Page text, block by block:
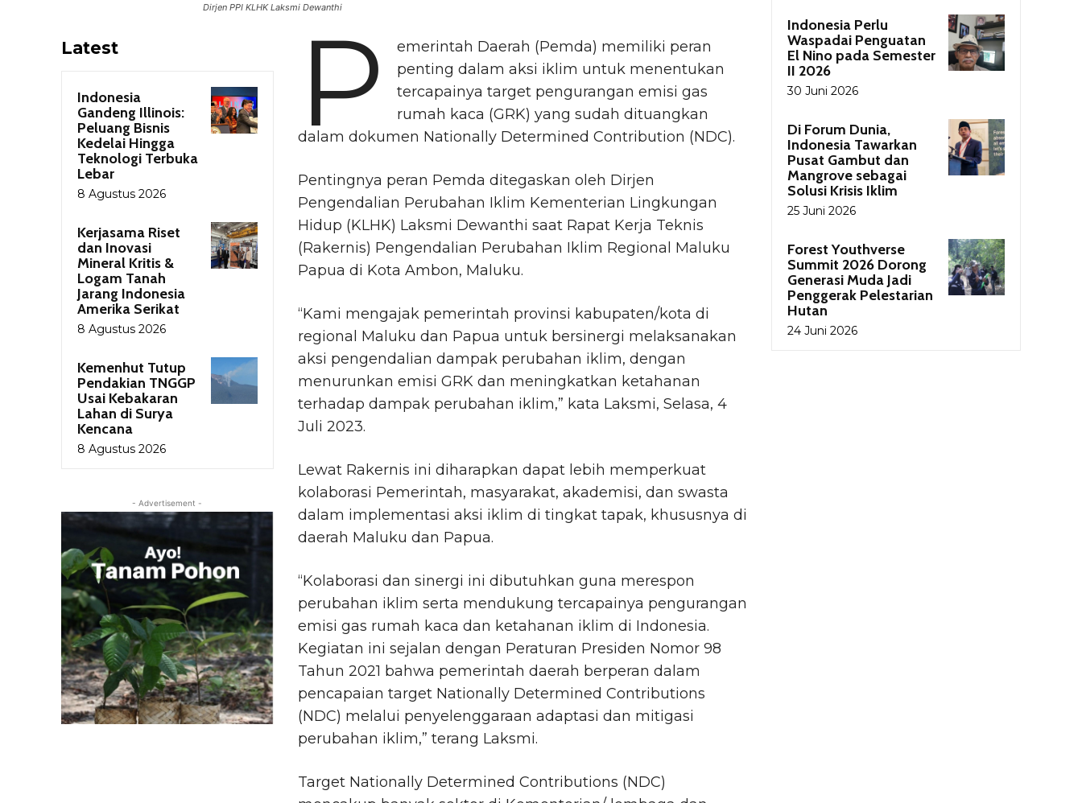
Dirjen PPI KLHK Laksmi Dewanthi
Latest
Indonesia
Gandeng Illinois:
Peluang Bisnis
Kedelai Hingga
Teknologi Terbuka
Lebar
8 Agustus 2026
Kerjasama Riset
dan Inovasi
Mineral Kritis &
Logam Tanah
Jarang Indonesia
Amerika Serikat
8 Agustus 2026
Kemenhut Tutup
Pendakian TNGGP
Usai Kebakaran
Lahan di Surya
Kencana
8 Agustus 2026
- Advertisement -
P
emerintah Daerah (Pemda) memiliki peran
penting dalam aksi iklim untuk menentukan
tercapainya target pengurangan emisi gas
rumah kaca (GRK) yang sudah dituangkan
dalam dokumen Nationally Determined Contribution (NDC).
Pentingnya peran Pemda ditegaskan oleh Dirjen
Pengendalian Perubahan Iklim Kementerian Lingkungan
Hidup (KLHK) Laksmi Dewanthi saat Rapat Kerja Teknis
(Rakernis) Pengendalian Perubahan Iklim Regional Maluku
Papua di Kota Ambon, Maluku.
“Kami mengajak pemerintah provinsi kabupaten/kota di
regional Maluku dan Papua untuk bersinergi melaksanakan
aksi pengendalian dampak perubahan iklim, dengan
menurunkan emisi GRK dan meningkatkan ketahanan
terhadap dampak perubahan iklim,” kata Laksmi, Selasa, 4
Juli 2023.
Lewat Rakernis ini diharapkan dapat lebih memperkuat
kolaborasi Pemerintah, masyarakat, akademisi, dan swasta
dalam implementasi aksi iklim di tingkat tapak, khususnya di
daerah Maluku dan Papua.
“Kolaborasi dan sinergi ini dibutuhkan guna merespon
perubahan iklim serta mendukung tercapainya pengurangan
emisi gas rumah kaca dan ketahanan iklim di Indonesia.
Kegiatan ini sejalan dengan Peraturan Presiden Nomor 98
Tahun 2021 bahwa pemerintah daerah berperan dalam
pencapaian target Nationally Determined Contributions
(NDC) melalui penyelenggaraan adaptasi dan mitigasi
perubahan iklim,” terang Laksmi.
Target Nationally Determined Contributions (NDC)
Indonesia Perlu
Waspadai Penguatan
El Nino pada Semester
II 2026
30 Juni 2026
Di Forum Dunia,
Indonesia Tawarkan
Pusat Gambut dan
Mangrove sebagai
Solusi Krisis Iklim
25 Juni 2026
Forest Youthverse
Summit 2026 Dorong
Generasi Muda Jadi
Penggerak Pelestarian
Hutan
24 Juni 2026